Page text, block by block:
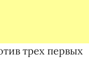
трех первых